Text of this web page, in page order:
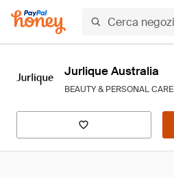
Jurlique Australia
BEAUTY & PERSONAL CARE